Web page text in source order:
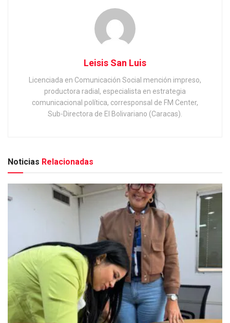
Leisis San Luis
Licenciada en Comunicación Social mención impreso,
productora radial, especialista en estrategia
comunicacional política, corresponsal de FM Center,
Sub-Directora de El Bolivariano (Caracas).
Noticias Relacionadas